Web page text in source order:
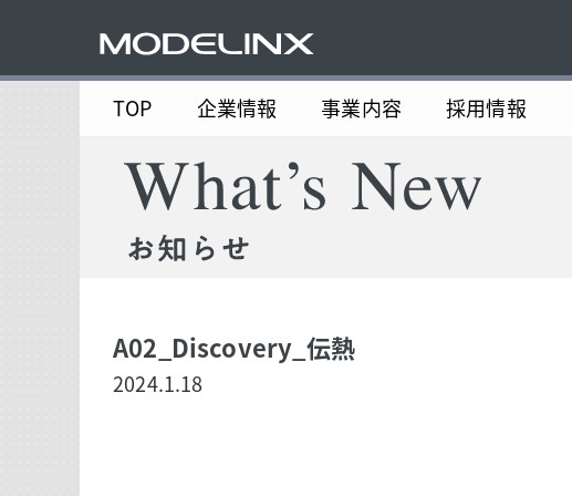
TOP 企業情報 事業内容 採用情報
A02_Discovery_伝熱
2024.1.18